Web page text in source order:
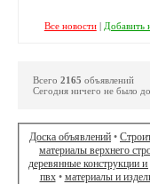
Все новости| Добавить
Всего 2165 объявлений
Сегодня ничего не было
Доска объявлений •
материалы верхнего
деревянные конструкции и
пвх• материалы и